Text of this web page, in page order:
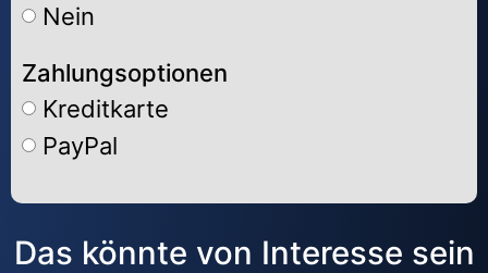
Nein
Zahlungsoptionen
Kreditkarte
PayPal
Alternative:
Das könnte von Interesse sein